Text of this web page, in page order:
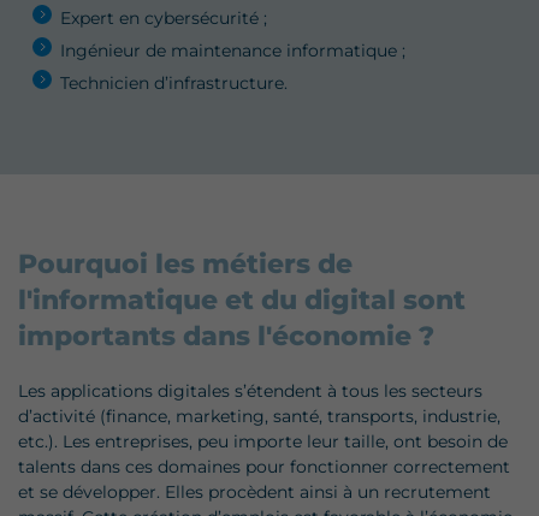
Expert en cybersécurité ;
Ingénieur de maintenance informatique ;
Technicien d’infrastructure.
Pourquoi les métiers de
l'informatique et du digital sont
importants dans l'économie ?
Les applications digitales s’étendent à tous les secteurs
d’activité (finance, marketing, santé, transports, industrie,
etc.). Les entreprises, peu importe leur taille, ont besoin de
talents dans ces domaines pour fonctionner correctement
et se développer. Elles procèdent ainsi à un recrutement